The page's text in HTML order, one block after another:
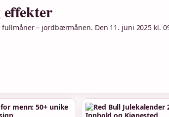
– jordbærmånen. Den 11. juni 2025 kl.